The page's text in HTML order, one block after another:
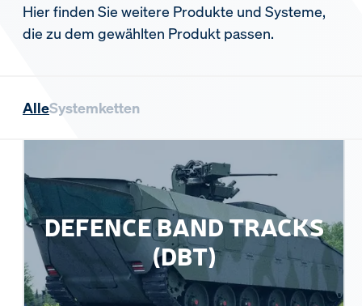
Hier finden Sie weitere Produkte und Systeme,
die zu dem gewählten Produkt passen.
AlleSystemketten
DEFENCE BAND TRACKS
(DBT)